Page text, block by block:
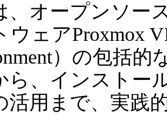
、オープンソー
ウェアProxmox
）の包括的
ら、インストー
活用まで、実践